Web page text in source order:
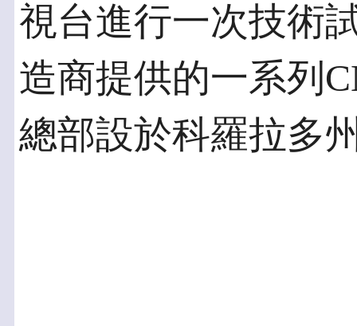
視台進行一次技術
造商提供的一系列
總部設於科羅拉多